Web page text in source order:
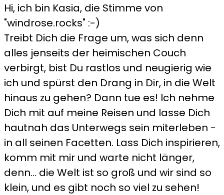
Hi, ich bin Kasia, die Stimme von
"windrose.rocks" :-)
Treibt Dich die Frage um, was sich denn
alles jenseits der heimischen Couch
verbirgt, bist Du rastlos und neugierig wie
ich und spürst den Drang in Dir, in die Welt
hinaus zu gehen? Dann tue es! Ich nehme
Dich mit auf meine Reisen und lasse Dich
hautnah das Unterwegs sein miterleben -
in all seinen Facetten. Lass Dich inspirieren,
komm mit mir und warte nicht länger,
denn... die Welt ist so groß und wir sind so
klein, und es gibt noch so viel zu sehen!